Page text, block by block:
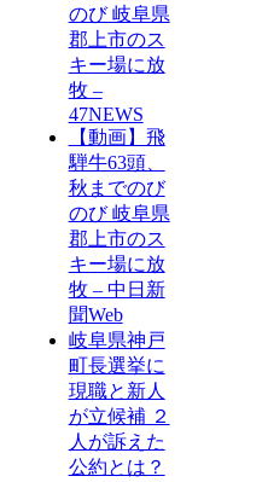
のび 岐阜県
郡上市のス
キー場に放
牧 –
47NEWS
【動画】飛
騨牛63頭、
秋までのび
のび 岐阜県
郡上市のス
キー場に放
牧 – 中日新
聞Web
岐阜県神戸
町長選挙に
現職と新人
が立候補 ２
人が訴えた
公約とは？